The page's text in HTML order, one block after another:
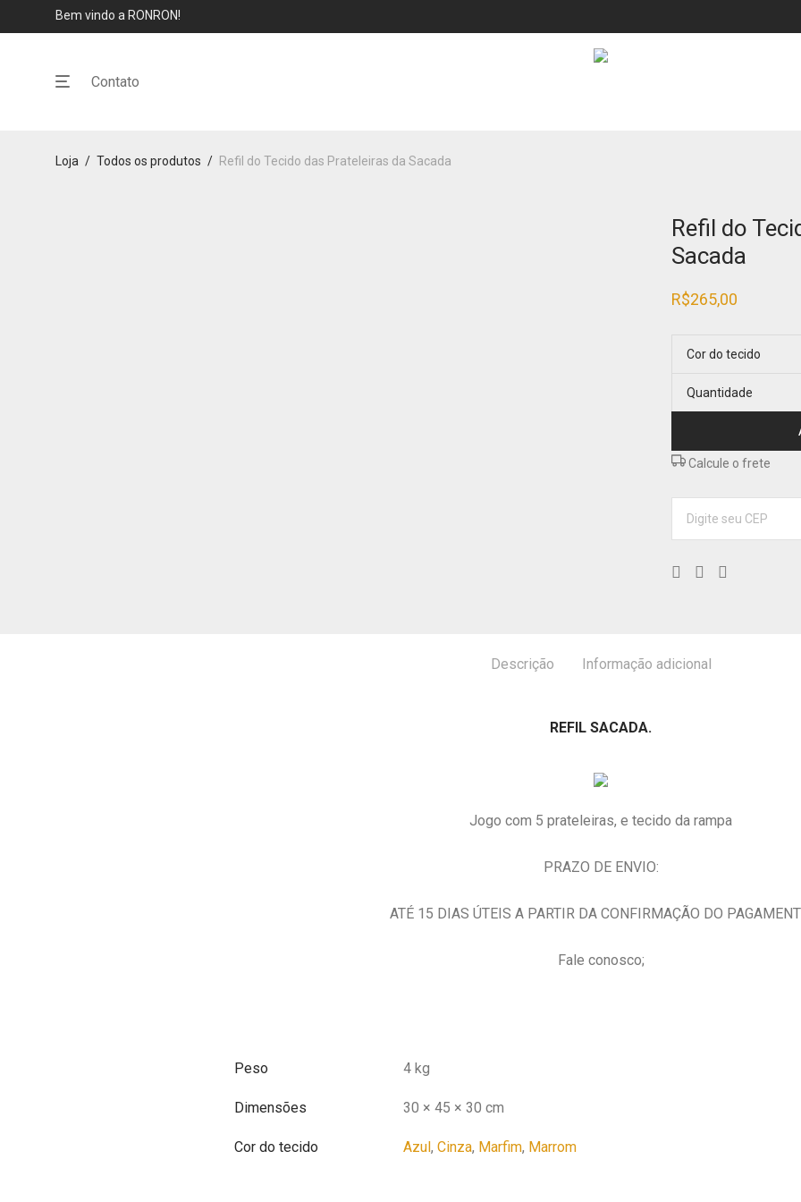
Bem vindo a RONRON!
Contato
Loja / Todos os produtos / Refil do Tecido das Prateleiras da Sacada
Refil do
Sacada
R$265,00
Cor do tecido
Quantidade
Calcule o frete
Descrição Informação adicional
REFIL SACADA.
Jogo com 5 prateleiras, e tecido da rampa
PRAZO DE ENVIO:
ATÉ 15 DIAS ÚTEIS A PARTIR DA CONFIRMAÇÃO DO
Fale conosco;
Peso 4 kg
Dimensões 30 × 45 × 30 cm
Cor do tecido Azul, Cinza, Marfim, Marrom